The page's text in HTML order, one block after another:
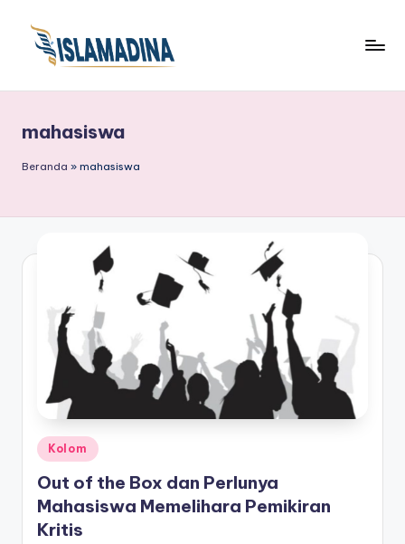
mahasiswa
Beranda » mahasiswa
Posted
in
Kolom
Out of the Box dan Perlunya
Mahasiswa Memelihara Pemikiran
Kritis